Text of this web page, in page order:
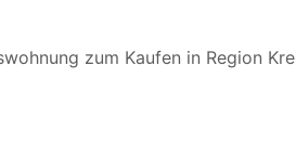
zum Kaufen in Region